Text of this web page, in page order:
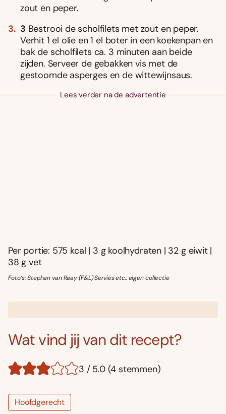
zout en peper.
3 Bestrooi de scholfilets met zout en peper.
Verhit 1 el olie en 1 el boter in een koekenpan en
bak de scholfilets ca. 3 minuten aan beide
zijden. Serveer de gebakken vis met de
gestoomde asperges en de wittewijnsaus.
Lees verder na de advertentie
Per portie: 575 kcal | 3 g koolhydraten | 32 g eiwit |
38 g vet
Foto’s: Stephan van Raay (F&L) Servies etc.: eigen collectie
Wat vind jij van dit recept?
3 / 5.0 (4 stemmen)
Hoofdgerecht